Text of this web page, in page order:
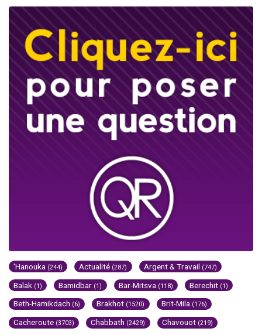
'Hanouka (244) Actualité (287) Argent & Travail (747)
Balak (1) Bamidbar (1) Bar-Mitsva (118) Berechit (1)
Beth-Hamikdach (6) Brakhot (1520) Brit-Mila (176)
Cacheroute (3703) Chabbath (2429) Chavouot (219)